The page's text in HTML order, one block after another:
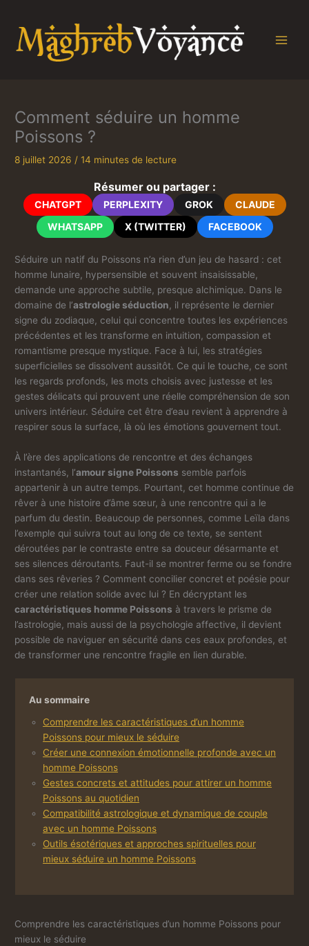
contenu
Comment séduire un homme
Poissons ?
8 juillet 2026/14 minutes de lecture
Résumer ou partager :
CHATGPT PERPLEXITY GROK
CLAUDE
WHATSAPP
X (TWITTER) FACEBOOK
Séduire un natif du Poissons n’a rien d’un jeu de hasard : cet
homme lunaire, hypersensible et souvent insaisissable,
demande une approche subtile, presque alchimique. Dans le
domaine de l’astrologie séduction, il représente le dernier
signe du zodiaque, celui qui concentre toutes les expériences
précédentes et les transforme en intuition, compassion et
romantisme presque mystique. Face à lui, les stratégies
superficielles se dissolvent aussitôt. Ce qui le touche, ce sont
les regards profonds, les mots choisis avec justesse et les
gestes délicats qui prouvent une réelle compréhension de son
univers intérieur. Séduire cet être d’eau revient à apprendre à
respirer sous la surface, là où les émotions gouvernent tout.
À l’ère des applications de rencontre et des échanges
instantanés, l’amour signe Poissons semble parfois
appartenir à un autre temps. Pourtant, cet homme continue de
rêver à une histoire d’âme sœur, à une rencontre qui a le
parfum du destin. Beaucoup de personnes, comme Leïla dans
l’exemple qui suivra tout au long de ce texte, se sentent
déroutées par le contraste entre sa douceur désarmante et
ses silences déroutants. Faut-il se montrer ferme ou se fondre
dans ses rêveries ? Comment concilier concret et poésie pour
créer une relation solide avec lui ? En décryptant les
caractéristiques homme Poissons à travers le prisme de
l’astrologie, mais aussi de la psychologie affective, il devient
possible de naviguer en sécurité dans ces eaux profondes, et
de transformer une rencontre fragile en lien durable.
Au sommaire
Comprendre les caractéristiques d’un homme
Poissons pour mieux le séduire
Créer une connexion émotionnelle profonde avec un
homme Poissons
Gestes concrets et attitudes pour attirer un homme
Poissons au quotidien
Compatibilité astrologique et dynamique de couple
avec un homme Poissons
Outils ésotériques et approches spirituelles pour
mieux séduire un homme Poissons
Comprendre les caractéristiques d’un homme Poissons pour
mieux le séduire